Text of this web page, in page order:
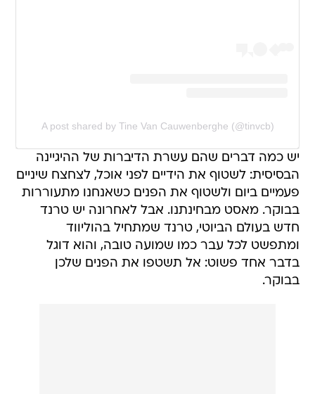
A post shared by Tine Van Cauwenberghe (@tinvcb)
יש כמה דברים שהם עשרת הדיברות של ההיגיינה
הבסיסית: לשטוף את הידיים לפני אוכל, לצחצח שיניים
פעמיים ביום ולשטוף את הפנים כשאנחנו מתעוררות
בבוקר. מאסט מבחינתנו. אבל לאחרונה יש טרנד
חדש בעולם הביוטי, טרנד שמתחיל בהוליווד
ומתפשט לכל עבר כמו שמועה טובה, והוא דוגל
בדבר אחד פשוט: אל תשטפו את הפנים שלכן
בבוקר.